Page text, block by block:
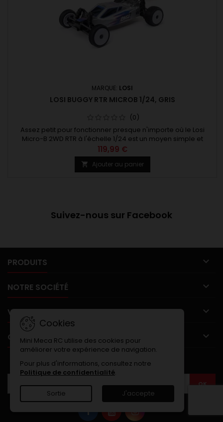
MARQUE: LOSI
LOSI BUGGY RTR MICROB 1/24, GRIS
(0)
Assez petit pour fonctionner presque n'importe où le Losi
Micro-B 2WD RTR à l'échelle 1/24 est un moyen simple et
économique de partager votre passion pour la course avec
vos amis et votre famille. Inspiré du buggy TLR champion du
monde, c'est la preuve qu'un micro buggy peut offrir un max
de fun!
119,99 €
 Ajouter au panier
Suivez-nous sur Facebook
PRODUITS 
NOTRE SOCIÉTÉ 
VOTRE COMPTE 
CONTACT 
Cookies
Mini Meca RC utilise des cookies pour
améliorer votre expérience de navigation.
Pour plus d'informations, consultez notre
Politique de confidentialité.
Sortie J'accepte
LETTRE D'INFORMATIONS